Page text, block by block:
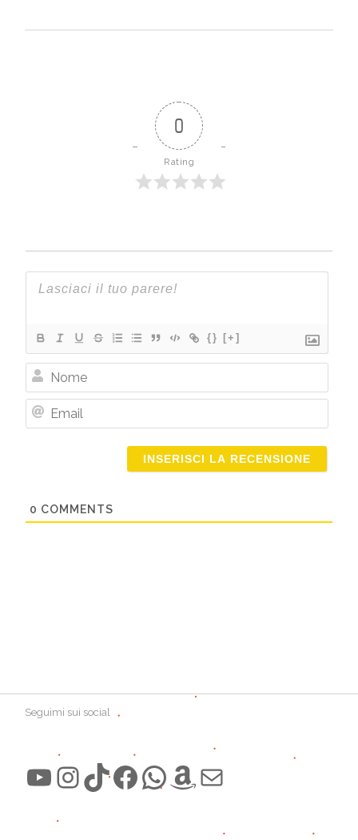
0
Rating
{} [+]
Nome
0 COMMENTS
Seguimi sui social